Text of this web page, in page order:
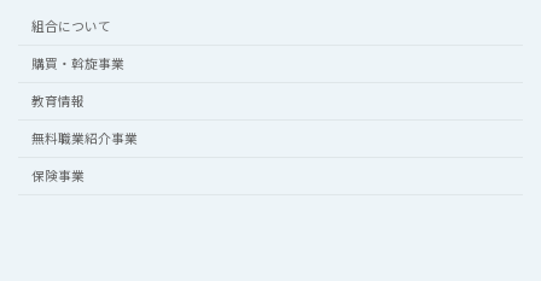
組合について
購買・斡旋事業
教育情報
無料職業紹介事業
保険事業